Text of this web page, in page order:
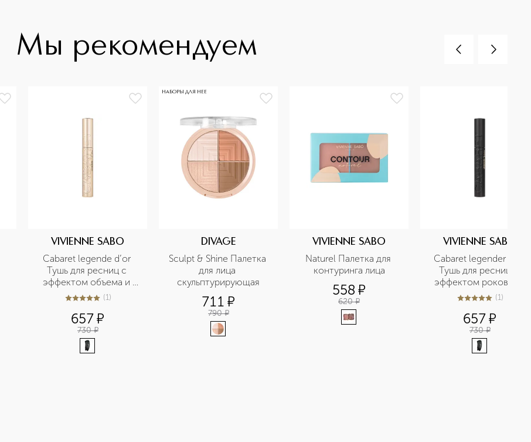
Мы рекомендуем
VIVIENNE SABO
Cabaret legende d’or
Тушь для ресниц с
эффектом объема и
удлинения
5из 51 (1)
657¤
730 ¤
НАБОРЫ ДЛЯ НЕЕ
DIVAGE
Sculpt & Shine Палетка
для лица
скульптурирующая
711 ¤
790 ¤
VIVIENNE SABO
Naturel Палетка для
контуринга лица
558 ¤
620 ¤
VIVIENNE SABO
Cabaret legender noir
Тушь для ресниц с
эффектом рокового
объема
5из 51 (1)
657¤
730 ¤